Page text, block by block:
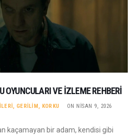
OYUNCULARI VE İZLEME REHBERI
, GERILIM , KORKU
ON NISAN 9, 2026
kaçamayan bir adam, kendisi gibi